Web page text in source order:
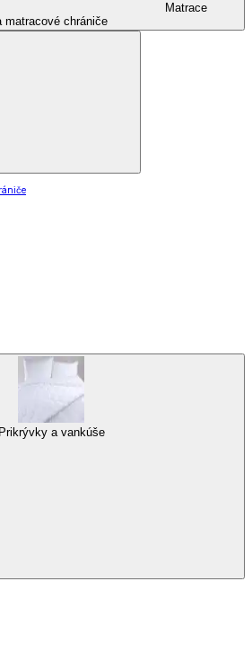
Matrace
matracové chrániče
Prikrývky a vankúše